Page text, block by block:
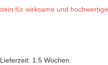
für wirksame und hochwertige
Lieferzeit: 1.5 Wochen